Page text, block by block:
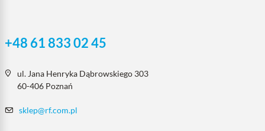
+48 61 833 02 45
ul. Jana Henryka Dąbrowskiego 303
60-406 Poznań
sklep@rf.com.pl